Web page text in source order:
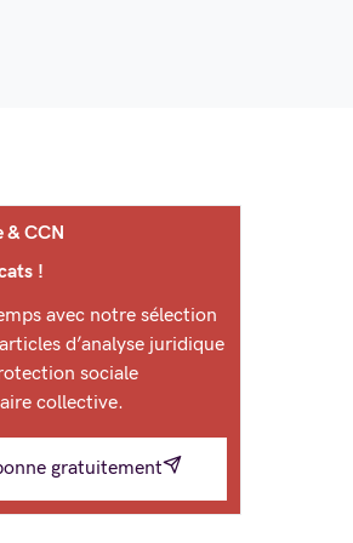
& CCN
!
avec notre sélection
d’analyse juridique
sociale
collective.
gratuitement